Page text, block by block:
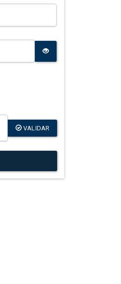
VALIDAR